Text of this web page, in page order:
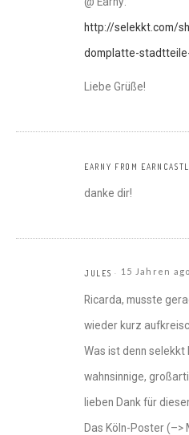
http://selekkt.com/
domplatte-
Liebe Grüße!
EARNY FROM
danke dir!
JULES 15 Jahren ago
Ricarda, musste
wieder kurz
Was ist denn
wahnsinnige,
lieben Dank für
Das Köln-Poster (–>